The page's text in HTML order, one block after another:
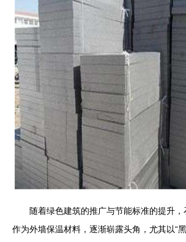
随着绿色建筑的推广与节能标准的提升
作为外墙保温材料，逐渐崭露头角，尤其以“